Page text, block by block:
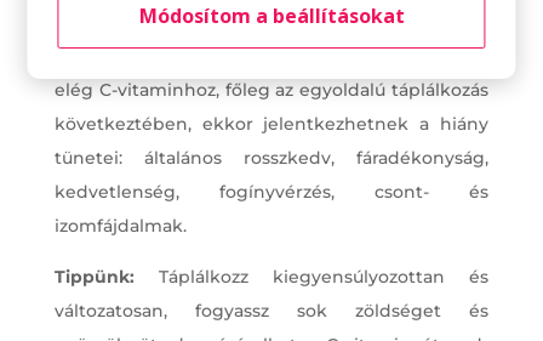
fontos szerepe van az immunerősítésben. Ennek
ellenére előfordulhat, hogy szervezetünk nem jut
elég C-vitaminhoz, főleg az egyoldalú táplálkozás
következtében, ekkor jelentkezhetnek a hiány
tünetei: általános rosszkedv, fáradékonyság,
kedvetlenség, fogínyvérzés, csont- és
izomfájdalmak.
Tippünk: Táplálkozz kiegyensúlyozottan és
változatosan, fogyassz sok zöldséget és
Módosítom a beállításokat